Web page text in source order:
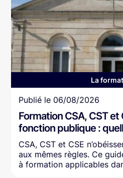
La
Article
Publié le 06/08/2026
Formation CSA, CST et
fonction publique :
CSA, CST et CSE
aux mêmes règles. Ce
à formation applicables